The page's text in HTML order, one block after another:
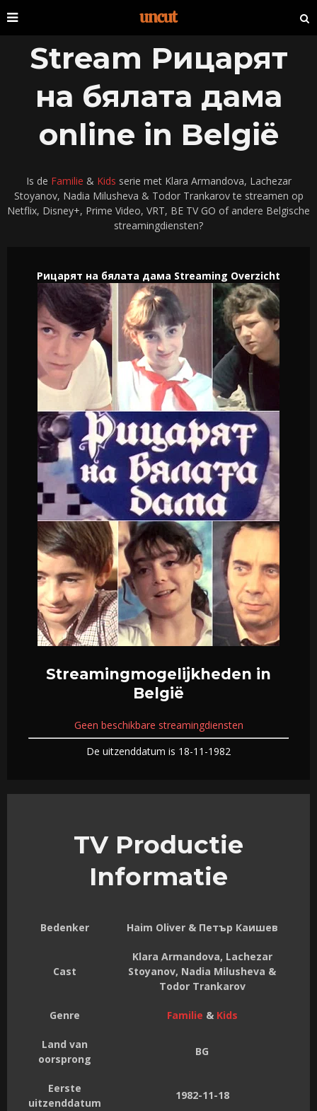
Stream Рицарят
на бялата дама
online in België
Is de Familie & Kids serie met Klara Armandova, Lachezar
Stoyanov, Nadia Milusheva & Todor Trankarov te streamen op
Netflix, Disney+, Prime Video, VRT, BE TV GO of andere Belgische
streamingdiensten?
Рицарят на бялата дама Streaming Overzicht
Streamingmogelijkheden in
België
Geen beschikbare streamingdiensten
De uitzenddatum is 18-11-1982
TV Productie
Informatie
Bedenker Haim Oliver & Петър Каишев
Cast
Klara Armandova, Lachezar
Stoyanov, Nadia Milusheva &
Todor Trankarov
Genre Familie & Kids
Land van
oorsprong
BG
Eerste
uitzenddatum
1982-11-18